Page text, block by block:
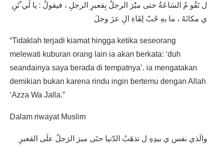
ل تَقُو مُ السَاعَةُ حتى ميَُرَ الرجلُ بِقعبرِ الرجلِ ، فيقولُ : يا لَي ْتَنِ
ي مكانَهُ ، ما بهِ حُبّ لِقَاءِ الِ عزَ وجلَ
“Tidaklah terjadi kiamat hingga ketika seseorang
melewati kuburan orang lain ia akan berkata: ‘duh
seandainya saya berada di tempatnya’. ia mengatakan
demikian bukan karena rindu ingin bertemu dengan Allah
‘Azza Wa Jalla.”
Dalam riwayat Muslim
والَذي نفس ي بيدِهِ ل تذهَبُ الدّنيا حتَى ميرَ الرَجلُ علَى القعبرِ